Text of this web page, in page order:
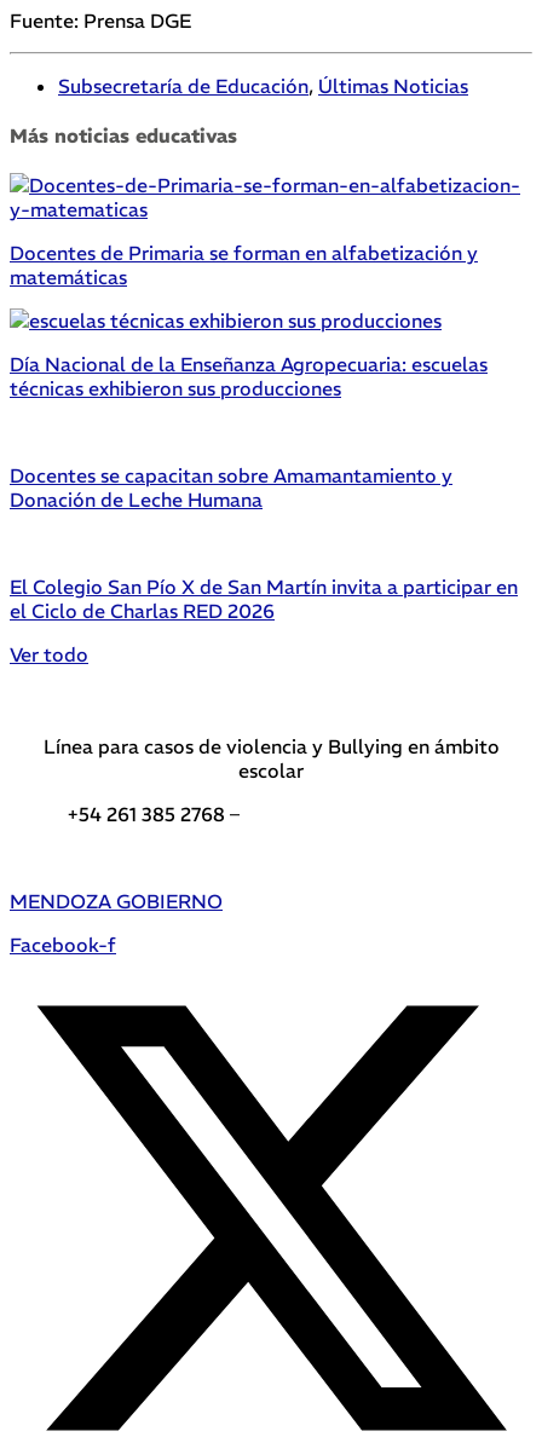
Fuente: Prensa DGE
Subsecretaría de Educación, Últimas Noticias
Más noticias educativas
Docentes de Primaria se forman en alfabetización y
matemáticas
Día Nacional de la Enseñanza Agropecuaria: escuelas
técnicas exhibieron sus producciones
Docentes se capacitan sobre Amamantamiento y
Donación de Leche Humana
El Colegio San Pío X de San Martín invita a participar en
el Ciclo de Charlas RED 2026
Ver todo
Línea para casos de violencia y Bullying en ámbito
escolar
+54 261 385 2768 –
MENDOZA GOBIERNO
Facebook-f